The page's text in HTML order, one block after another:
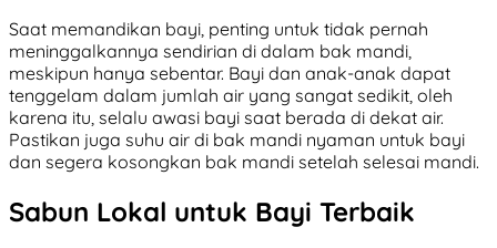
Saat memandikan bayi, penting untuk tidak pernah
meninggalkannya sendirian di dalam bak mandi,
meskipun hanya sebentar. Bayi dan anak-anak dapat
tenggelam dalam jumlah air yang sangat sedikit, oleh
karena itu, selalu awasi bayi saat berada di dekat air.
Pastikan juga suhu air di bak mandi nyaman untuk bayi
dan segera kosongkan bak mandi setelah selesai mandi.
Sabun Lokal untuk Bayi Terbaik